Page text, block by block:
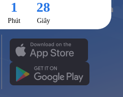
để đặt vé dễ dàng và